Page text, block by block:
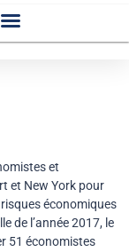
et
et New York pour
économiques
de l’année 2017, le
51 économistes